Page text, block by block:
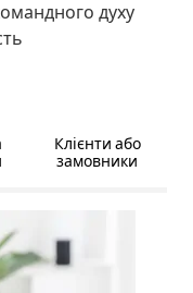
духу
Клієнти або
замовники